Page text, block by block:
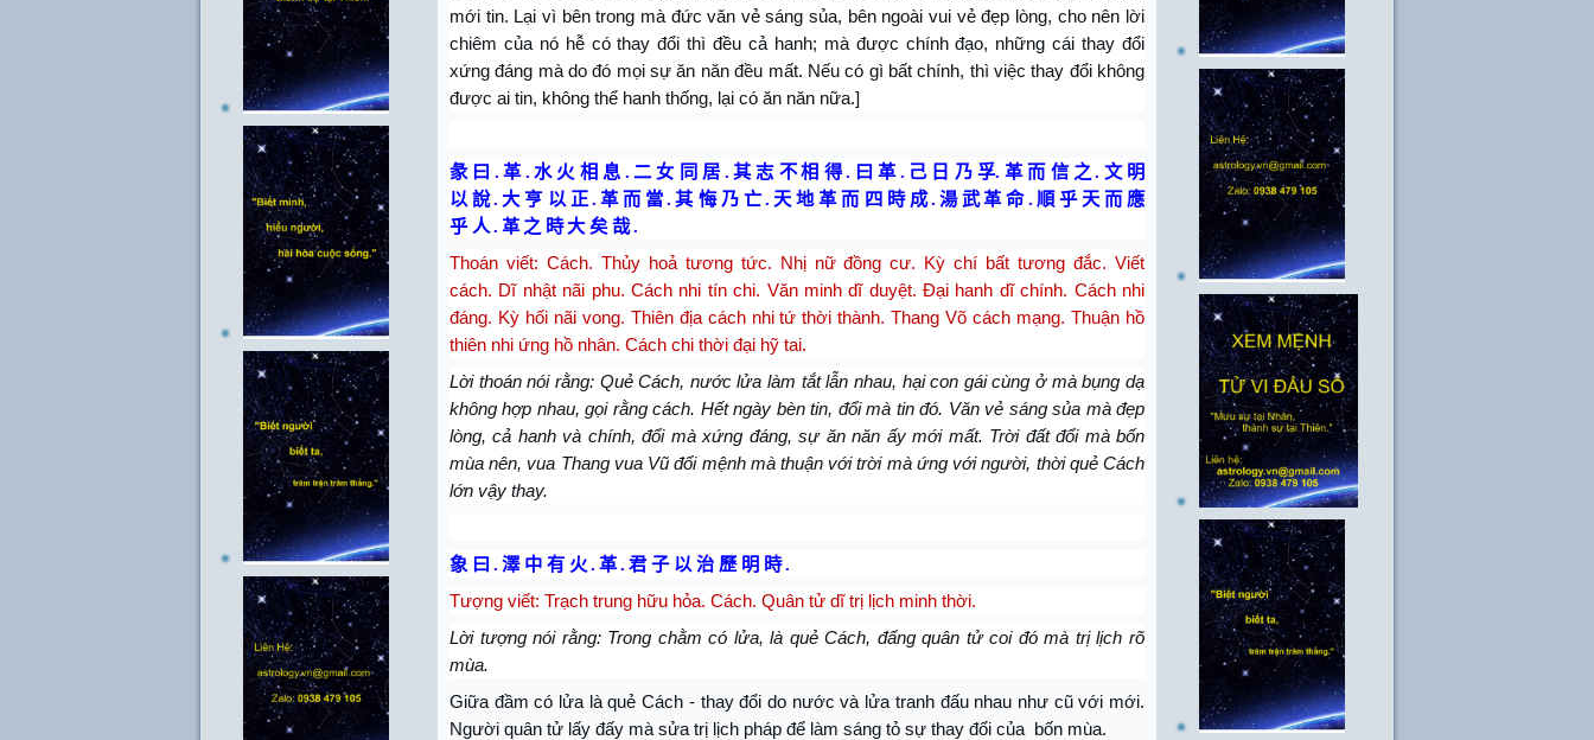
mới tin. Lại vì bên trong mà đức văn vẻ sáng sủa, bên ngoài vui vẻ đẹp lòng, cho nên lời
chiêm của nó hễ có thay đổi thì đều cả hanh; mà được chính đạo, những cái thay đổi
xứng đáng mà do đó mọi sự ăn năn đều mất. Nếu có gì bất chính, thì việc thay đổi không
được ai tin, không thể hanh thống, lại có ăn năn nữa.]
彖 曰 . 革 . 水 火 相 息 . 二 女 同 居 . 其 志 不相 得. 曰 革 . 己 日 乃 孚. 革 而 信 之 . 文 明
以 說. 大 亨 以 正. 革 而 當. 其 悔 乃 亡. 天 地 革 而 四 時 成. 湯 武革 命 . 順 乎 天 而 應
乎 人. 革 之 時 大 矣 哉.
Thoán viết: Cách. Thủy hoả tương tức. Nhị nữ đồng cư. Kỳ chí bất tương đắc. Viết
cách. Dĩ nhật nãi phu. Cách nhi tín chi. Văn minh dĩ duyệt. Đại hanh dĩ chính. Cách nhi
đáng. Kỳ hối nãi vong. Thiên địa cách nhi tứ thời thành. Thang Võ cách mạng. Thuận hồ
thiên nhi ứng hồ nhân. Cách chi thời đại hỹ tai.
Lời thoán nói rằng: Quẻ Cách, nước lửa làm tắt lẫn nhau, hại con gái cùng ở mà bụng dạ
không hợp nhau, gọi rằng cách. Hết ngày bèn tin, đổi mà tin đó. Văn vẻ sáng sủa mà đẹp
lòng, cả hanh và chính, đổi mà xứng đáng, sự ăn năn ấy mới mất. Trời đất đổi mà bốn
mùa nên, vua Thang vua Vũ đổi mệnh mà thuận với trời mà ứng với người, thời quẻ Cách
lớn vậy thay.
象 曰 . 澤 中 有 火. 革. 君 子 以 治 歷 明 時.
Tượng viết: Trạch trung hữu hỏa. Cách. Quân tử dĩ trị lịch minh thời.
Lời tượng nói rằng: Trong chằm có lửa, là quẻ Cách, đấng quân tử coi đó mà trị lịch rõ
mùa.
Giữa đầm có lửa là quẻ Cách - thay đổi do nước và lửa tranh đấu nhau như cũ với mới.
Người quân tử lấy đấy mà sửa trị lịch pháp để làm sáng tỏ sự thay đổi của bốn mùa.